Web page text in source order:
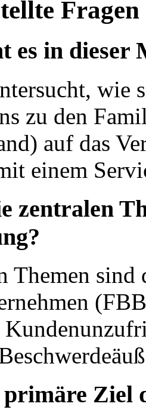
Fragen
es in dieser
wie
zu den
auf das
einem
zentralen
Themen
primäre Ziel